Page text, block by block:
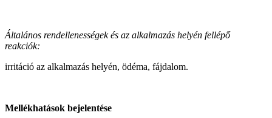
Általános rendellenességek és az alkalmazás helyén fellépő
reakciók:
irritáció az alkalmazás helyén, ödéma, fájdalom.
Mellékhatások bejelentése